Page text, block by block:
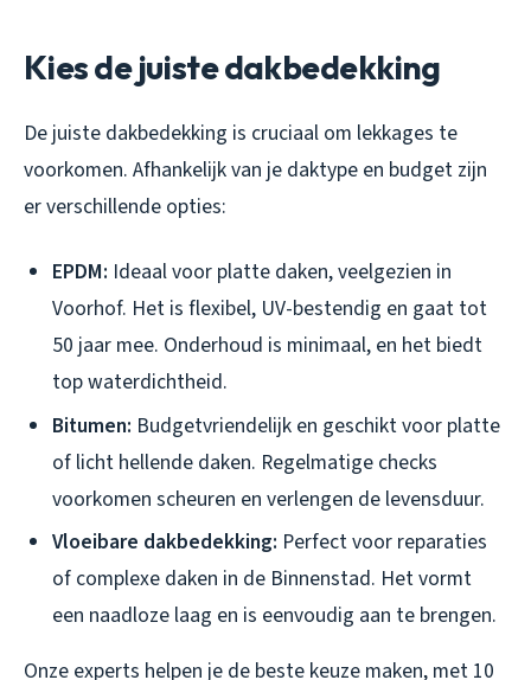
Kies de juiste dakbedekking
De juiste dakbedekking is cruciaal om lekkages te
voorkomen. Afhankelijk van je daktype en budget zijn
er verschillende opties:
EPDM: Ideaal voor platte daken, veelgezien in
Voorhof. Het is flexibel, UV-bestendig en gaat tot
50 jaar mee. Onderhoud is minimaal, en het biedt
top waterdichtheid.
Bitumen: Budgetvriendelijk en geschikt voor platte
of licht hellende daken. Regelmatige checks
voorkomen scheuren en verlengen de levensduur.
Vloeibare dakbedekking: Perfect voor reparaties
of complexe daken in de Binnenstad. Het vormt
een naadloze laag en is eenvoudig aan te brengen.
Onze experts helpen je de beste keuze maken, met 10